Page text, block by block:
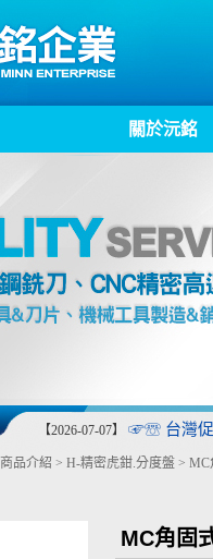
關於沅銘
【2026-07-07】 ☞☏ 台灣促
商品介紹 > H-精密虎鉗.分度盤 > MC
MC角固